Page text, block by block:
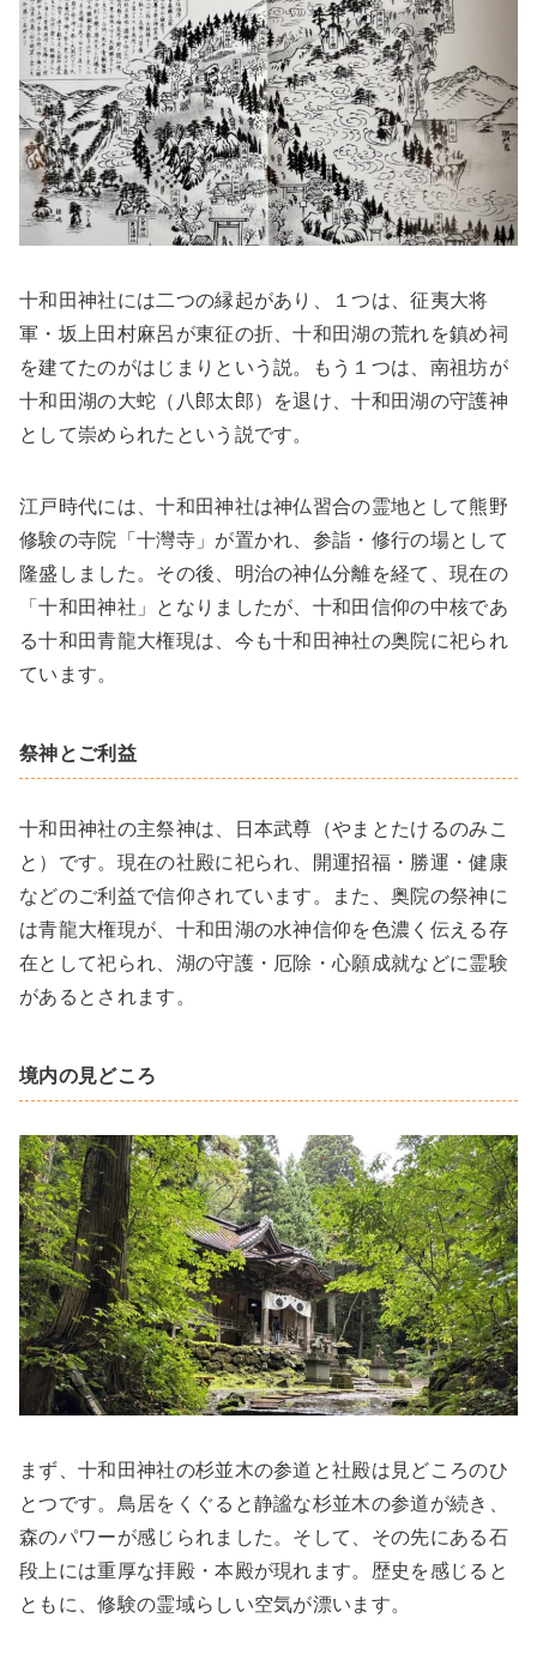
十和田神社には二つの縁起があり、１つは、征夷大将
軍・坂上田村麻呂が東征の折、十和田湖の荒れを鎮め祠
を建てたのがはじまりという説。もう１つは、南祖坊が
十和田湖の大蛇（八郎太郎）を退け、十和田湖の守護神
として崇められたという説です。
江戸時代には、十和田神社は神仏習合の霊地として熊野
修験の寺院「十灣寺」が置かれ、参詣・修行の場として
隆盛しました。その後、明治の神仏分離を経て、現在の
「十和田神社」となりましたが、十和田信仰の中核であ
る十和田青龍大権現は、今も十和田神社の奥院に祀られ
ています。
祭神とご利益
十和田神社の主祭神は、日本武尊（やまとたけるのみこ
と）です。現在の社殿に祀られ、開運招福・勝運・健康
などのご利益で信仰されています。また、奥院の祭神に
は青龍大権現が、十和田湖の水神信仰を色濃く伝える存
在として祀られ、湖の守護・厄除・心願成就などに霊験
があるとされます。
境内の見どころ
まず、十和田神社の杉並木の参道と社殿は見どころのひ
とつです。鳥居をくぐると静謐な杉並木の参道が続き、
森のパワーが感じられました。そして、その先にある石
段上には重厚な拝殿・本殿が現れます。歴史を感じると
ともに、修験の霊域らしい空気が漂います。